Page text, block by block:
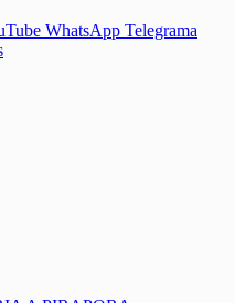
WhatsApp Telegrama